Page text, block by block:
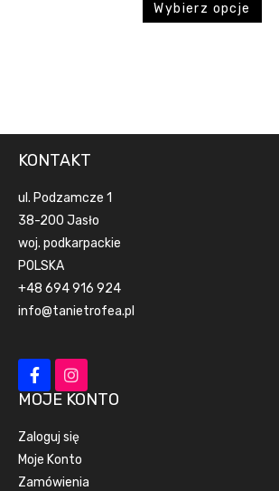
Wybierz opcje
KONTAKT
ul. Podzamcze 1
38-200 Jasło
woj. podkarpackie
POLSKA
+48 694 916 924
info@tanietrofea.pl
MOJE KONTO
Zaloguj się
Moje Konto
Zamówienia